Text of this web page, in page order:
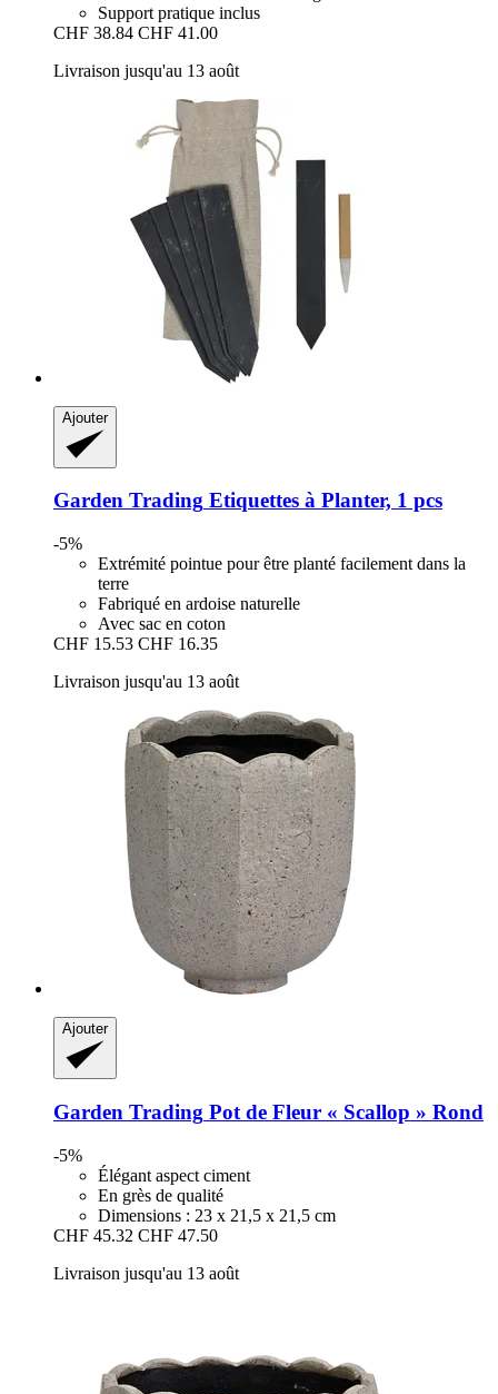
Support pratique inclus
CHF 38.84 CHF 41.00
Livraison jusqu'au 13 août
Ajouter
Garden Trading Etiquettes à Planter, 1 pcs
-5%
Extrémité pointue pour être planté facilement dans la
terre
Fabriqué en ardoise naturelle
Avec sac en coton
CHF 15.53 CHF 16.35
Livraison jusqu'au 13 août
Ajouter
Garden Trading Pot de Fleur « Scallop » Rond
-5%
Élégant aspect ciment
En grès de qualité
Dimensions : 23 x 21,5 x 21,5 cm
CHF 45.32 CHF 47.50
Livraison jusqu'au 13 août